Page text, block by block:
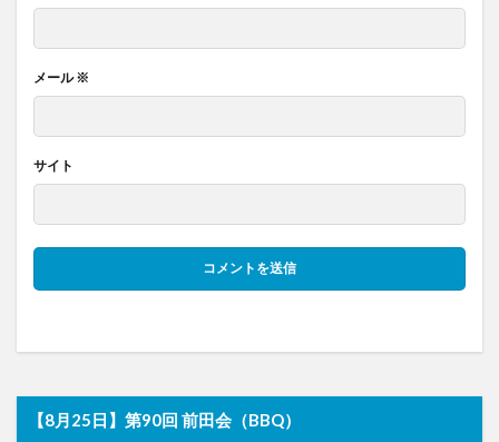
メール※
サイト
【8月25日】第90回 前田会（BBQ）